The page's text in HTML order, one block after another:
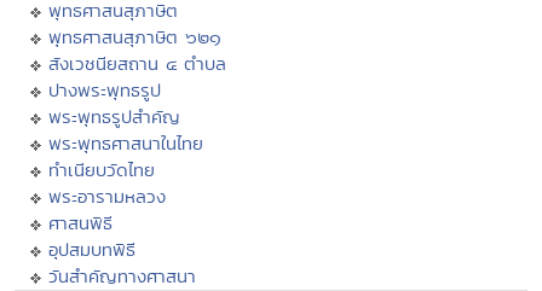
พุทธศาสนสุภาษิต
พุทธศาสนสุภาษิต ๖๒๑
สังเวชนียสถาน ๔ ตำบล
ปางพระพุทธรูป
พระพุทธรูปสำคัญ
พระพุทธศาสนาในไทย
ทำเนียบวัดไทย
พระอารามหลวง
ศาสนพิธี
อุปสมบทพิธี
วันสำคัญทางศาสนา